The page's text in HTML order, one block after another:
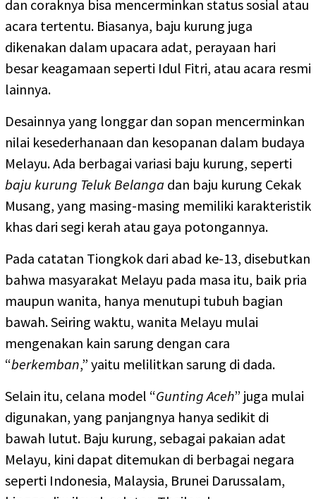
dan coraknya bisa mencerminkan status sosial atau
acara tertentu. Biasanya, baju kurung juga
dikenakan dalam upacara adat, perayaan hari
besar keagamaan seperti Idul Fitri, atau acara resmi
lainnya.
Desainnya yang longgar dan sopan mencerminkan
nilai kesederhanaan dan kesopanan dalam budaya
Melayu. Ada berbagai variasi baju kurung, seperti
baju kurung Teluk Belanga dan baju kurung Cekak
Musang, yang masing-masing memiliki karakteristik
khas dari segi kerah atau gaya potongannya.
Pada catatan Tiongkok dari abad ke-13, disebutkan
bahwa masyarakat Melayu pada masa itu, baik pria
maupun wanita, hanya menutupi tubuh bagian
bawah. Seiring waktu, wanita Melayu mulai
mengenakan kain sarung dengan cara
“berkemban,” yaitu melilitkan sarung di dada.
Selain itu, celana model “Gunting Aceh” juga mulai
digunakan, yang panjangnya hanya sedikit di
bawah lutut. Baju kurung, sebagai pakaian adat
Melayu, kini dapat ditemukan di berbagai negara
seperti Indonesia, Malaysia, Brunei Darussalam,